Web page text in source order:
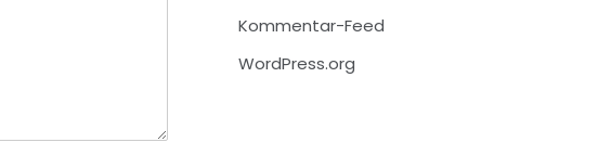
Kommentar-Feed
WordPress.org